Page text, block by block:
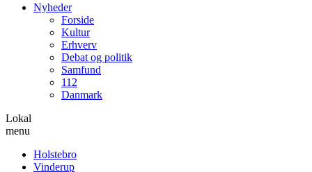
Nyheder
Forside
Kultur
Erhverv
Debat og politik
Samfund
112
Danmark
Lokal
menu
Holstebro
Vinderup